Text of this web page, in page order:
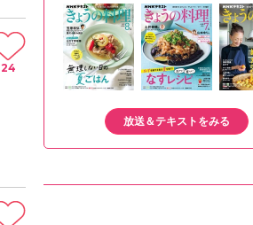
24
放送＆テキストをみる